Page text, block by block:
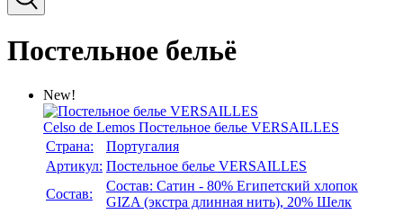
Постельное бельё
New!
Celso de Lemos Постельное белье VERSAILLES
Страна:
Португалия
Артикул: Постельное белье VERSAILLES
Состав:
Состав: Сатин - 80% Египетский хлопок
GIZA (экстра длинная нить), 20% Шелк